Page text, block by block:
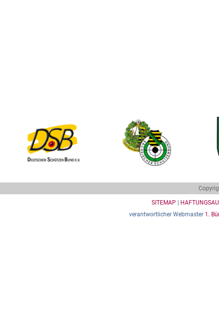
SITEMAP
verantwortlicher Webmaster 1.